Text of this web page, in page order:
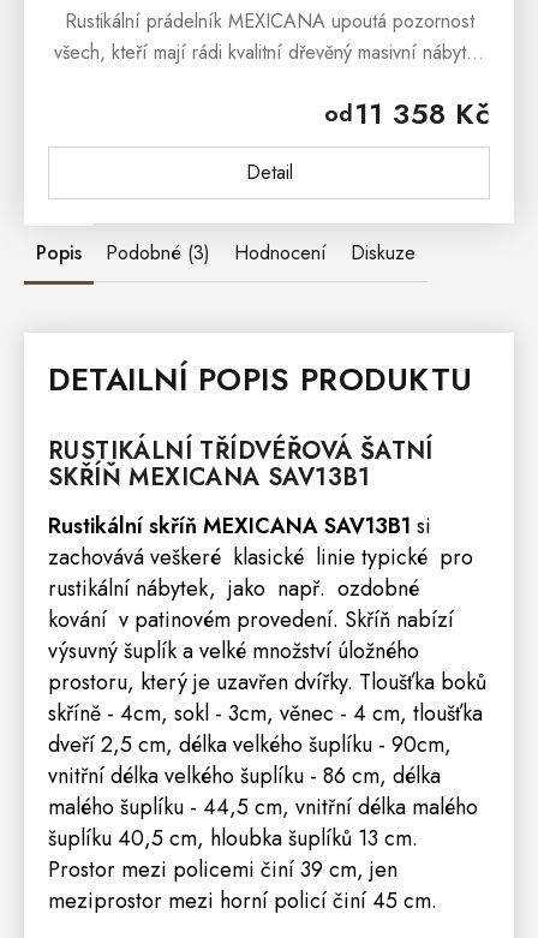
od11 358 Kč
Detail
Rustikální prádelník MEXICANA upoutá pozornost
všech, kteří mají rádi kvalitní dřevěný masivní nábytek
dokáže, že nábytek...
Popis Podobné (3) Hodnocení Diskuze
DETAILNÍ POPIS PRODUKTU
RUSTIKÁLNÍ TŘÍDVÉŘOVÁ ŠATNÍ
SKŘÍŇ MEXICANA SAV13B1
Rustikální skříň MEXICANA SAV13B1 si
zachovává veškeré klasické linie typické pro
rustikální nábytek, jako např. ozdobné
kování v patinovém provedení. Skříň nabízí
výsuvný šuplík a velké množství úložného
prostoru, který je uzavřen dvířky. Tloušťka boků
skříně - 4cm, sokl - 3cm, věnec - 4 cm, tloušťka
dveří 2,5 cm, délka velkého šuplíku - 90cm,
vnitřní délka velkého šuplíku - 86 cm, délka
malého šuplíku - 44,5 cm, vnitřní délka malého
šuplíku 40,5 cm, hloubka šuplíků 13 cm.
Prostor mezi policemi činí 39 cm, jen
meziprostor mezi horní policí činí 45 cm.